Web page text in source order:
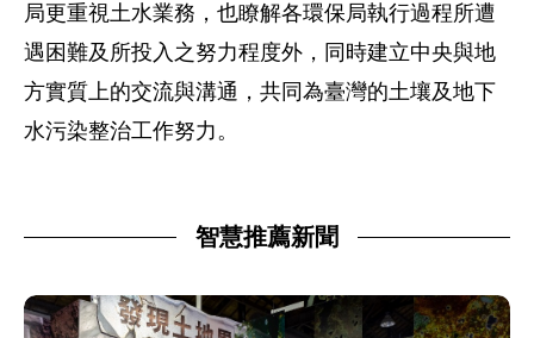
局更重視土水業務，也瞭解各環保局執行過程所遭
遇困難及所投入之努力程度外，同時建立中央與地
方實質上的交流與溝通，共同為臺灣的土壤及地下
水污染整治工作努力。
智慧推薦新聞